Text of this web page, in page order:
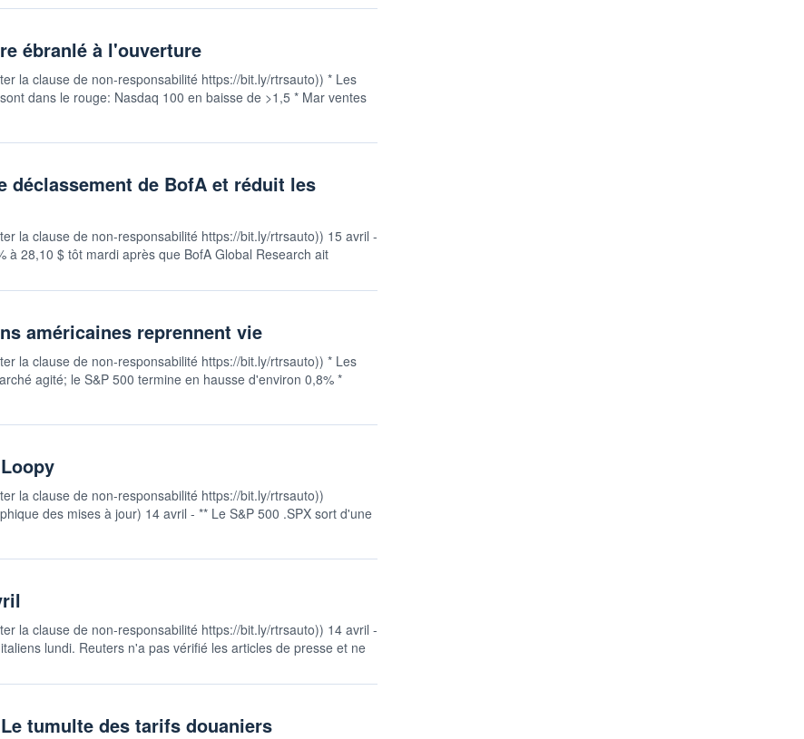
ébranlé à l'ouverture
la clause de non-responsabilité https://bit.ly/rtrsauto)) * Les
dans le rouge: Nasdaq 100 en baisse de >1,5 * Mar ventes
déclassement de BofA et réduit les
la clause de non-responsabilité https://bit.ly/rtrsauto)) 15 avril -
à 28,10 $ tôt mardi après que BofA Global Research ait
américaines reprennent vie
la clause de non-responsabilité https://bit.ly/rtrsauto)) * Les
agité; le S&P 500 termine en hausse d'environ 0,8% *
la clause de non-responsabilité https://bit.ly/rtrsauto))
des mises à jour) 14 avril - ** Le S&P 500 .SPX sort d'une
la clause de non-responsabilité https://bit.ly/rtrsauto)) 14 avril -
lundi. Reuters n'a pas vérifié les articles de presse et ne
tumulte des tarifs douaniers